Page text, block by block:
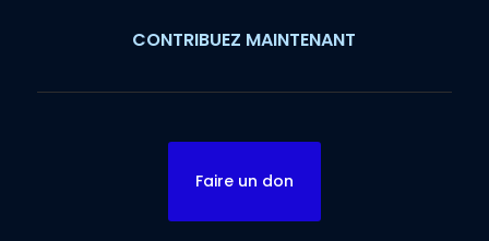
CONTRIBUEZ MAINTENANT
Faire un don